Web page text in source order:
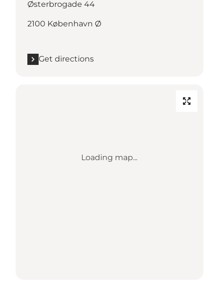
Østerbrogade 44
2100 København Ø
Get directions
Loading map...